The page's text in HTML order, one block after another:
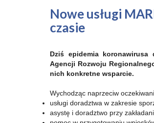
Nowe usługi
czasie
Dziś epidemia
Agencji Rozwoju
nich konkretne wsparcie.
Wychodząc naprzeciw
usługi doradztwa w zakresie
asystę i doradztwo przy